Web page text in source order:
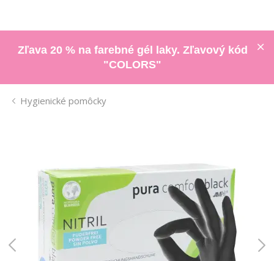
Zľava 20 % na farebné gél laky. Zľavový kód
"COLORS"
Hygienické pomôcky